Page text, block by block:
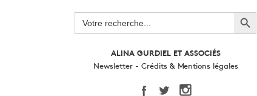
Search
for:
Search Button
ALINA GURDIEL ET ASSOCIÉS
Newsletter- Crédits & Mentions légales